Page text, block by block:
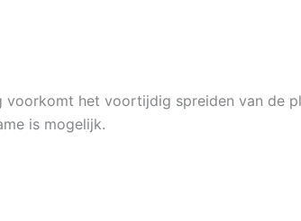
voorkomt het voortijdig spreiden van de
is mogelijk.